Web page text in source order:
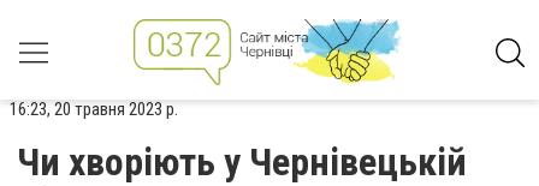
16:23, 20 травня 2023 р.
Чи хворіють у Чернівецькій